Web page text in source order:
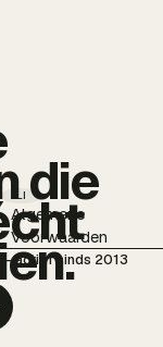
LI
Algemene
Voorwaarden
actief sinds 2013
die